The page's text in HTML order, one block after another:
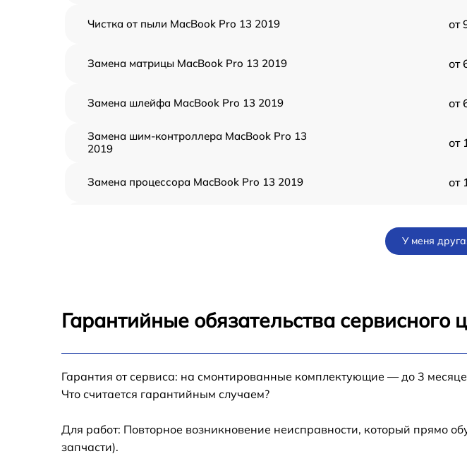
Чистка от пыли MacBook Pro 13 2019 от
Замена матрицы MacBook Pro 13 2019 от
Замена шлейфа MacBook Pro 13 2019 от
Замена шим-контроллера MacBook Pro 13
2019
от
Замена процессора MacBook Pro 13 2019 от
Ремонт цепи питания MacBook Pro 13 2019 от
2019
Профилактическая чистка MacBook Pro 13
У меня
Гарантийные обязательства сервисного
Гарантия от сервиса: на смонтированные комплектующие — до 3
Что считается гарантийным случаем?
Для работ: Повторное возникновение неисправности, который прямо
запчасти).